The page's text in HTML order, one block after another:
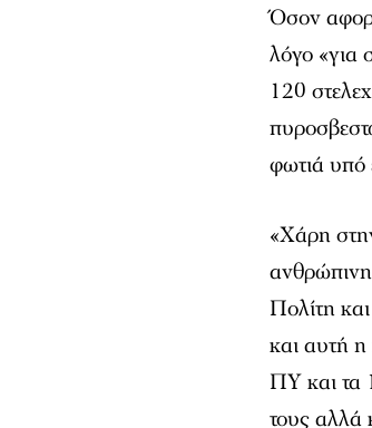
Όσον
λόγο «για
120
φωτιά υπό
«Χάρη
Πολίτη
και αυτή
ΠΥ και τα
τους αλλά